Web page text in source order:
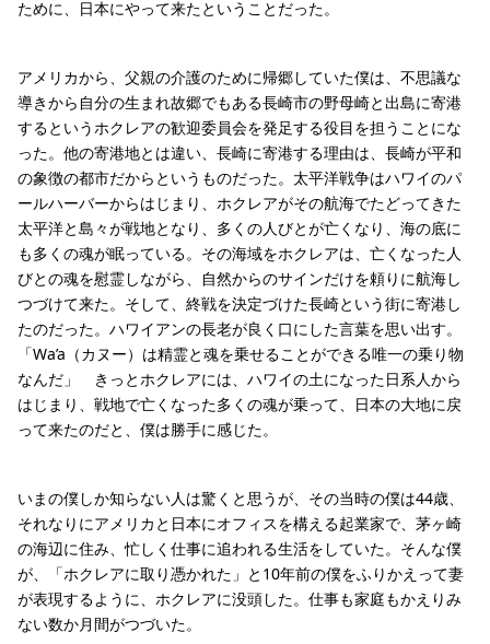
ために、日本にやって来たということだった。
アメリカから、父親の介護のために帰郷していた僕は、不思議な
導きから自分の生まれ故郷でもある長崎市の野母崎と出島に寄港
するというホクレアの歓迎委員会を発足する役目を担うことにな
った。他の寄港地とは違い、長崎に寄港する理由は、長崎が平和
の象徴の都市だからというものだった。太平洋戦争はハワイのパ
ールハーバーからはじまり、ホクレアがその航海でたどってきた
太平洋と島々が戦地となり、多くの人びとが亡くなり、海の底に
も多くの魂が眠っている。その海域をホクレアは、亡くなった人
びとの魂を慰霊しながら、自然からのサインだけを頼りに航海し
つづけて来た。そして、終戦を決定づけた長崎という街に寄港し
たのだった。ハワイアンの長老が良く口にした言葉を思い出す。
「Wa’a（カヌー）は精霊と魂を乗せることができる唯一の乗り物
なんだ」 きっとホクレアには、ハワイの土になった日系人から
はじまり、戦地で亡くなった多くの魂が乗って、日本の大地に戻
って来たのだと、僕は勝手に感じた。
いまの僕しか知らない人は驚くと思うが、その当時の僕は44歳、
それなりにアメリカと日本にオフィスを構える起業家で、茅ヶ崎
の海辺に住み、忙しく仕事に追われる生活をしていた。そんな僕
が、「ホクレアに取り憑かれた」と10年前の僕をふりかえって妻
が表現するように、ホクレアに没頭した。仕事も家庭もかえりみ
ない数か月間がつづいた。